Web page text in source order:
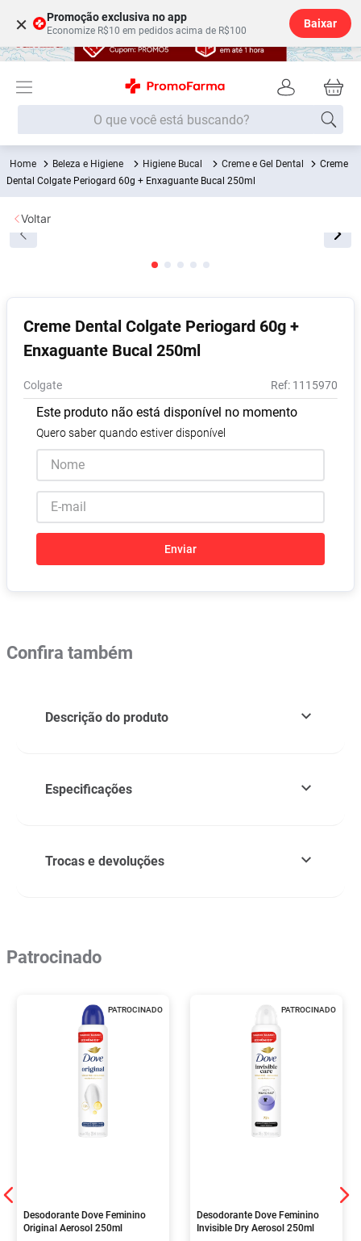
× Promoção exclusiva no app
Economize R$10 em pedidos acima de R$100
Baixar
O que você está buscando?
Beleza e Higiene Higiene Bucal Creme e Gel Dental
Creme
Dental Colgate Periogard 60g + Enxaguante Bucal 250ml
Creme Dental Colgate Periogard 60g +
Enxaguante Bucal 250ml
Colgate : 1115970
Este produto não está disponível no momento
Quero saber quando estiver disponível
Enviar
Voltar
Confira também
Descrição do produto
Especificações
Trocas e devoluções
Patrocinado
PATROCINADO
Desodorante Dove Feminino
Original Aerosol 250ml
PATROCINADO
Desodorante Dove Feminino
Invisible Dry Aerosol 250ml
Termos mais buscados
1º Fralda
2
6º Shampoo
7º Desodorante
8º
9º Vitamina D
10º Lavitan